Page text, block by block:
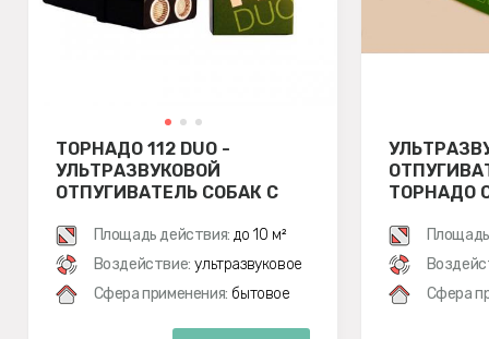
ТОРНАДО 112 DUO -
УЛЬТРАЗВУКОВОЙ
ОТПУГИВАТЕЛЬ СОБАК С
Площадь действия: до 10 м²
Воздействие: ультразвуковое
Сфера применения: бытовое
ТОРНАДО
Сфера